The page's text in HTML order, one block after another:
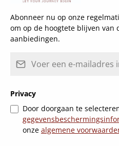
Abonneer nu op onze
om op de hoogtete blijven van
aanbiedingen.
Privacy
Door doorgaan te
onze algemene